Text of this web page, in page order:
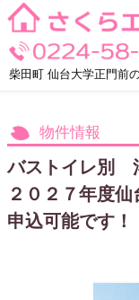
Skip
to
content
柴田町 仙台大学正門前
物件情報
バストイレ別
２０２７年度
申込可能です！